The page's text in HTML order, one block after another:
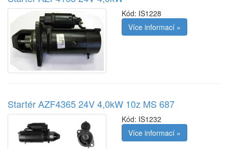
Kód: IS1228
Více informací »
Startér AZF4365 24V 4,0kW 10z MS 687
Kód: IS1232
Více informací »